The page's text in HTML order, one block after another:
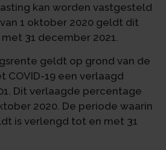
kan worden vastgesteld
1 oktober 2020 geldt dit
31 december 2021.
geldt op grond van de
COVID-19 een verlaagd
Dit verlaagde percentage
2020. De periode waarin
is verlengd tot en met 31